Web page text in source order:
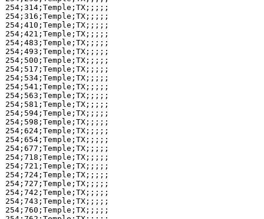
254;314;Temple;TX;;;;;
254;316;Temple;TX;;;;;
254;410;Temple;TX;;;;;
254;421;Temple;TX;;;;;
254;483;Temple;TX;;;;;
254;493;Temple;TX;;;;;
254;500;Temple;TX;;;;;
254;517;Temple;TX;;;;;
254;534;Temple;TX;;;;;
254;541;Temple;TX;;;;;
254;563;Temple;TX;;;;;
254;581;Temple;TX;;;;;
254;594;Temple;TX;;;;;
254;598;Temple;TX;;;;;
254;624;Temple;TX;;;;;
254;654;Temple;TX;;;;;
254;677;Temple;TX;;;;;
254;718;Temple;TX;;;;;
254;721;Temple;TX;;;;;
254;724;Temple;TX;;;;;
254;727;Temple;TX;;;;;
254;742;Temple;TX;;;;;
254;743;Temple;TX;;;;;
254;760;Temple;TX;;;;;